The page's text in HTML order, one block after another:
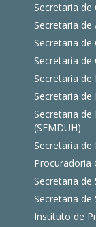
Secretaria de
Secretaria de
Secretaria de
Secretaria de
Secretaria de
Secretaria de
Secretaria
(SEMDUH)
Secretaria de
Procuradoria
Secretaria de
Secretaria de
Instituto de